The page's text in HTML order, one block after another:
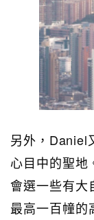
另外，Daniel
心目中的聖地
會選一些有大
最高一百幢的